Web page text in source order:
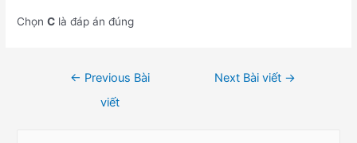
ChọnC là đáp án đúng
← Previous Bài
viết
Next Bài viết →